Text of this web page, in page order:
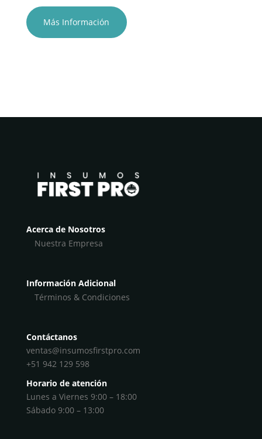
Más Información
Acerca de Nosotros
Nuestra Empresa
Información Adicional
Términos & Condiciones
Contáctanos
ventas@insumosfirstpro.com
+51 942 129 598
Horario de atención
Lunes a Viernes 9:00 – 18:00
Sábado 9:00 – 13:00